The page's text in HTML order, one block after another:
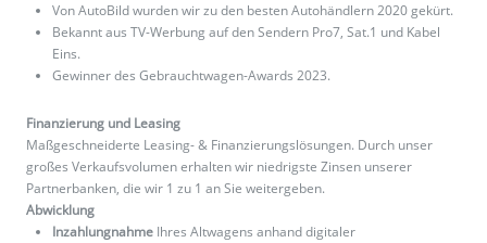
Von AutoBild wurden wir zu den besten Autohändlern 2020 gekürt.
Bekannt aus TV-Werbung auf den Sendern Pro7, Sat.1 und Kabel
Eins.
Gewinner des Gebrauchtwagen-Awards 2023.
Finanzierung und Leasing
Maßgeschneiderte Leasing- & Finanzierungslösungen. Durch unser
großes Verkaufsvolumen erhalten wir niedrigste Zinsen unserer
Partnerbanken, die wir 1 zu 1 an Sie weitergeben.
Abwicklung
Inzahlungnahme Ihres Altwagens anhand digitaler